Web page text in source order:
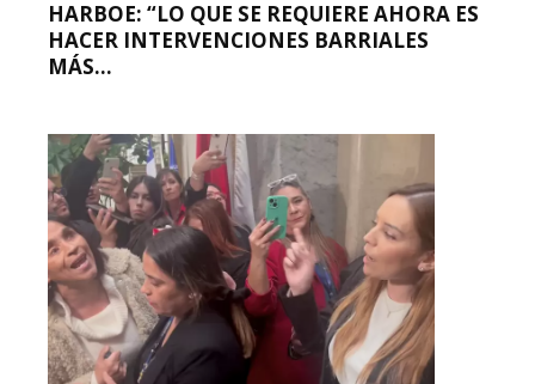
HARBOE: “LO QUE SE REQUIERE AHORA ES
HACER INTERVENCIONES BARRIALES
MÁS...